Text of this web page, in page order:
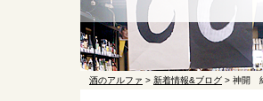
酒のアルファ > 新着情報&ブログ > 神開